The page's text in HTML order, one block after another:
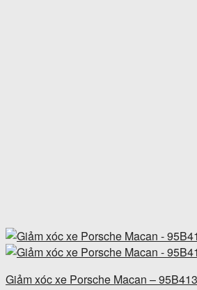
Giảm xóc xe Porsche Macan –